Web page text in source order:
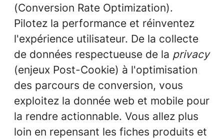
(Conversion Rate Optimization).
Pilotez la performance et réinventez
l'expérience utilisateur. De la collecte
de données respectueuse de la privacy
(enjeux Post-Cookie) à l'optimisation
des parcours de conversion, vous
exploitez la donnée web et mobile pour
la rendre actionnable. Vous allez plus
loin en repensant les fiches produits et